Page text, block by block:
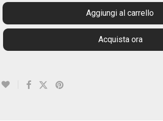
Aggiungi al carrello
Acquista ora